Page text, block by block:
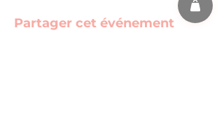
Partager cet événement